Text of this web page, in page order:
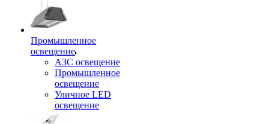
Промышленное
освещение
АЗС освещение
Промышленное
освещение
Уличное LED
освещение